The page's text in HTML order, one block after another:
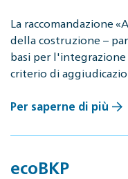
La raccomandazione
della costruzione –
basi per
criterio di
Per saperne di più
ecoBKP